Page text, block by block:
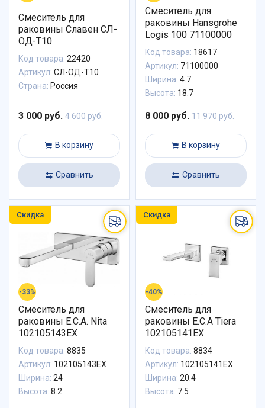
Смеситель для
раковины Славен СЛ-
ОД-Т10
Код товара: 22420
Артикул: СЛ-ОД-Т10
Страна: Россия
3 000 руб. 4 600 руб.
В корзину
Сравнить
Смеситель для
раковины Hansgrohe
Logis 100 71100000
Код товара: 18617
Артикул: 71100000
Ширина: 4.7
Высота: 18.7
8 000 руб. 11 970 руб.
В корзину
Сравнить
Скидка
-33%
Смеситель для
раковины E.C.A. Nita
102105143EX
Код товара: 8835
Артикул: 102105143EX
Ширина: 24
Высота: 8.2
Скидка
-40%
Смеситель для
раковины E.C.A Tiera
102105141EX
Код товара: 8834
Артикул: 102105141EX
Ширина: 20.4
Высота: 7.5